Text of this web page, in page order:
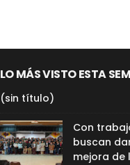
LO MÁS VISTO ESTA
(sin título)
Con
buscan
mejora de